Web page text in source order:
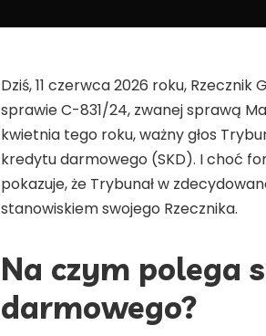
Dziś, 11 czerwca 2026 roku,
sprawie C-831/24, zwanej sprawą
kwietnia tego roku, ważny głos
kredytu darmowego (SKD). I choć
pokazuje, że Trybunał w
stanowiskiem swojego Rzecznika.
Na czym polega
darmowego?